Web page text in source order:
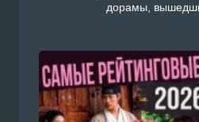
дорамы,